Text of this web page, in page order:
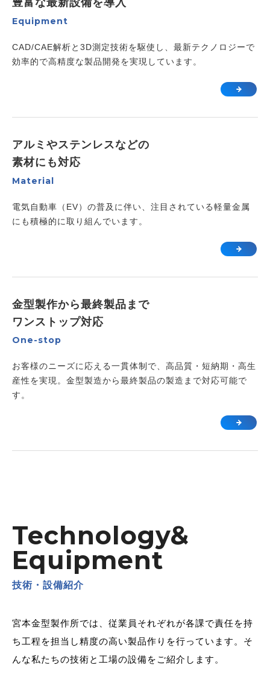
豊富な最新設備を導入
Equipment
CAD/CAE解析と3D測定技術を駆使し、最新テクノロジーで
効率的で高精度な製品開発を実現しています。
アルミやステンレスなどの
素材にも対応
Material
電気自動車（EV）の普及に伴い、注目されている軽量金属
にも積極的に取り組んでいます。
金型製作から最終製品まで
ワンストップ対応
One-stop
お客様のニーズに応える一貫体制で、高品質・短納期・高生
産性を実現。金型製造から最終製品の製造まで対応可能で
す。
Technology&
Equipment
技術・設備紹介
宮本金型製作所では、従業員それぞれが各課で責任を持
ち工程を担当し精度の高い製品作りを行っています。 そ
んな私たちの技術と工場の設備をご紹介します。